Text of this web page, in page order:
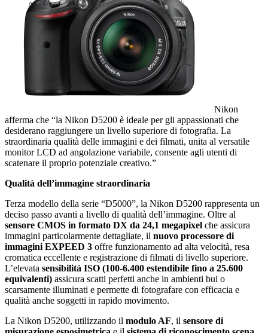
Nikon
afferma che “la Nikon D5200 è ideale per gli appassionati che
desiderano raggiungere un livello superiore di fotografia. La
straordinaria qualità delle immagini e dei filmati, unita al versatile
monitor LCD ad angolazione variabile, consente agli utenti di
scatenare il proprio potenziale creativo.”
Qualità dell’immagine straordinaria
Terza modello della serie “D5000”, la Nikon D5200 rappresenta un
deciso passo avanti a livello di qualità dell’immagine. Oltre al
sensore CMOS in formato DX da 24,1 megapixel che assicura
immagini particolarmente dettagliate, il nuovo processore di
immagini EXPEED 3 offre funzionamento ad alta velocità, resa
cromatica eccellente e registrazione di filmati di livello superiore.
L’elevata sensibilità ISO (100-6.400 estendibile fino a 25.600
equivalenti) assicura scatti perfetti anche in ambienti bui o
scarsamente illuminati e permette di fotografare con efficacia e
qualità anche soggetti in rapido movimento.
La Nikon D5200, utilizzando il modulo AF, il sensore di